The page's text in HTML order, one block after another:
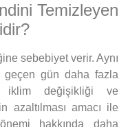
Temizleyen
sebebiyet verir. Aynı
geçen gün daha fazla
iklim değişikliği ve
azaltılması amacı ile
hakkında daha